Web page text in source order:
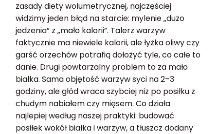
zasady diety wolumetrycznej, najczęściej
widzimy jeden błąd na starcie: mylenie „dużo
jedzenia” z „mało kalorii”. Talerz warzyw
faktycznie ma niewiele kalorii, ale łyżka oliwy czy
garść orzechów potrafią dołożyć tyle, co całe to
danie. Drugi powtarzalny problem to za mało
białka. Sama objętość warzyw syci na 2–3
godziny, ale głód wraca szybciej niż po posiłku z
chudym nabiałem czy mięsem. Co działa
najlepiej według naszej praktyki: budować
posiłek wokół białka i warzyw, a tłuszcz dodany